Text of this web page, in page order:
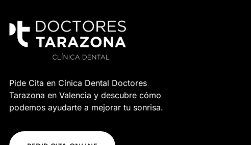
Pide Cita en Cínica Dental Doctores
Tarazona en Valencia y descubre cómo
podemos ayudarte a mejorar tu sonrisa.